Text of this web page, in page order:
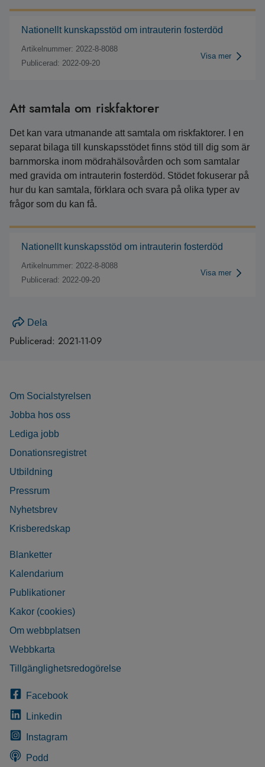
Nationellt kunskapsstöd om intrauterin fosterdöd
Artikelnummer: 2022-8-8088
Publicerad: 2022-09-20
Visa mer
Att samtala om riskfaktorer
Det kan vara utmanande att samtala om riskfaktorer. I en
separat bilaga till kunskapsstödet finns stöd till dig som är
barnmorska inom mödrahälsovården och som samtalar
med gravida om intrauterin fosterdöd. Stödet fokuserar på
hur du kan samtala, förklara och svara på olika typer av
frågor som du kan få.
Nationellt kunskapsstöd om intrauterin fosterdöd
Artikelnummer: 2022-8-8088
Publicerad: 2022-09-20
Visa mer
Dela
Publicerad: 2021-11-09
Om Socialstyrelsen
Jobba hos oss
Lediga jobb
Donationsregistret
Utbildning
Pressrum
Nyhetsbrev
Krisberedskap
Blanketter
Kalendarium
Publikationer
Kakor (cookies)
Om webbplatsen
Webbkarta
Tillgänglighetsredogörelse
Facebook
Linkedin
Instagram
Podd